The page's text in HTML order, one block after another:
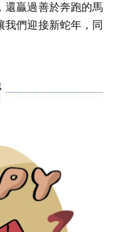
還贏過善於奔跑的馬
我們迎接新蛇年，同